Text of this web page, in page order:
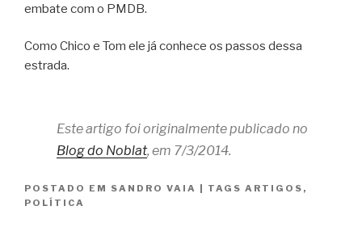
embate com o PMDB.
Como Chico e Tom ele já conhece os passos dessa
estrada.
Este artigo foi originalmente publicado no
Blog do Noblat, em 7/3/2014.
POSTADO EM SANDRO VAIA | TAGS ARTIGOS ,
POLÍTICA